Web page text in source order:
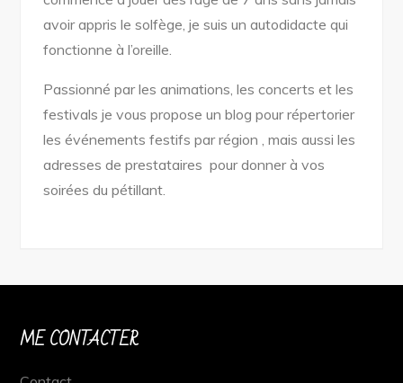
avoir appris le solfège, je suis un autodidacte qui
fonctionne à l’oreille.
Passionné par les animations, les concerts et les
festivals je vous propose un blog pour répertorier
les événements festifs par région , mais aussi les
adresses de prestataires pour donner à vos
soirées du pétillant.
ME CONTACTER